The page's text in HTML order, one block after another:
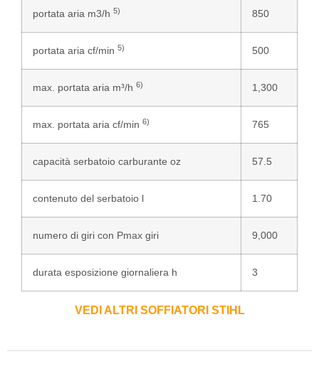
portata aria m3/h 5) 850
portata aria cf/min 5) 500
max. portata aria m³/h 6) 1,300
max. portata aria cf/min 6) 765
capacità serbatoio carburante oz 57.5
contenuto del serbatoio l 1.70
numero di giri con Pmax giri 9,000
durata esposizione giornaliera h 3
VEDI ALTRI SOFFIATORI STIHL